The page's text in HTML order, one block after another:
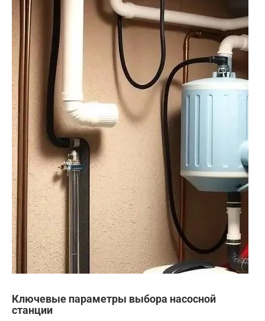
Ключевые параметры выбора насосной
станции